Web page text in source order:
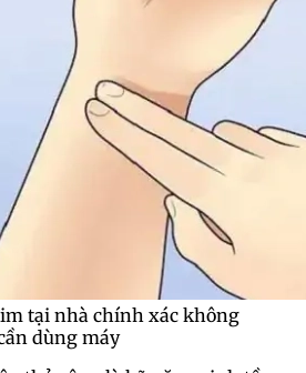
tại nhà chính xác không
dùng máy